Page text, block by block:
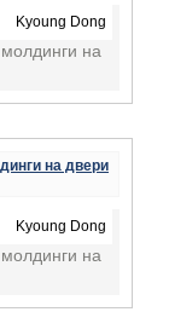
Kyoung Dong
на
Kyoung Dong
на